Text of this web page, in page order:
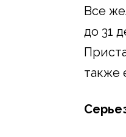
Все
до 31
также